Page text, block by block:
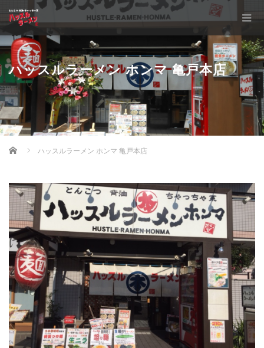
ハッスルラーメン ホンマ 亀戸本店
Home ハッスルラーメン ホンマ 亀戸本店